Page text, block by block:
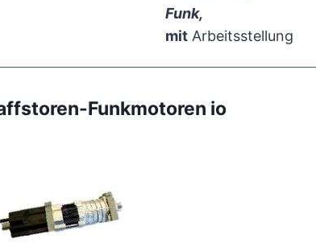
Funk,
mit Arbeitsstellung
Funkmotoren io